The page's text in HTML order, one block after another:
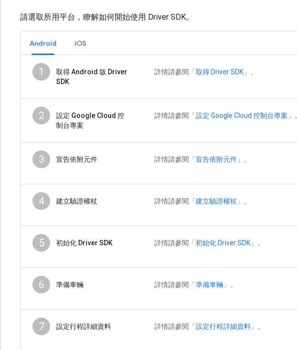
請選取所用平台，瞭解如何開始使用 Driver SDK。
Android iOS
1
取得 Android 版 Driver
SDK
詳情請參閱「 取得 Driver SDK 」。
2
設定 Google Cloud 控
制台專案
詳情請參閱「 設定 Google Cloud 控制台專案 」
3 宣告依附元件 詳情請參閱「 宣告依附元件 」。
4 建立驗證權杖 詳情請參閱「 建立驗證權杖 」。
5 初始化 Driver SDK 詳情請參閱「 初始化 Driver SDK 」。
6 準備車輛 詳情請參閱「 準備車輛 」。
7 設定行程詳細資料 詳情請參閱「 設定行程詳細資料 」。